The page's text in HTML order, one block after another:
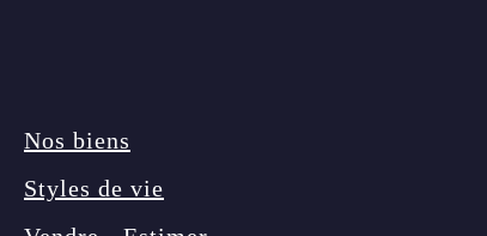
Nos biens
Styles de vie